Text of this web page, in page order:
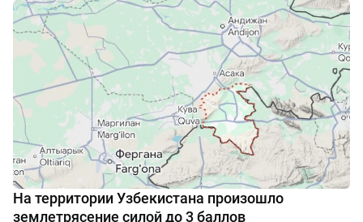
На территории Узбекистана произошло
землетрясение силой до 3 баллов